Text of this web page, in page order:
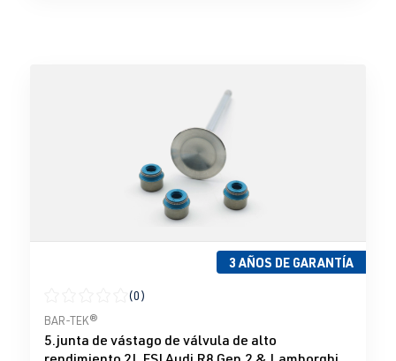
3 AÑOS DE GARANTÍA
Calificación promedio de 0 de 5 estrellas
(0)
BAR-TEK®
5.junta de vástago de válvula de alto